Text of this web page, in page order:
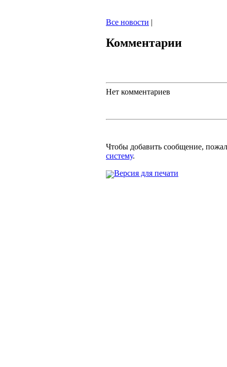
Все новости |
Комментарии
Нет комментариев
Чтобы добавить сообщение,
систему.
Версия для печати